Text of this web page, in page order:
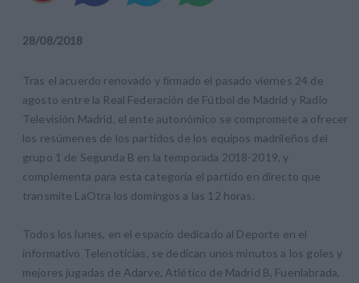
28/08/2018
Tras el acuerdo renovado y firmado el pasado viernes 24 de
agosto entre la Real Federación de Fútbol de Madrid y Radio
Televisión Madrid, el ente autonómico se compromete a ofrecer
los resúmenes de los partidos de los equipos madrileños del
grupo 1 de Segunda B en la temporada 2018-2019, y
complementa para esta categoria el partido en directo que
transmite LaOtra los domingos a las 12 horas.
Todos los lunes, en el espacio dedicado al Deporte en el
informativo Telenoticias, se dedican unos minutos a los goles y
mejores jugadas de Adarve, Atlético de Madrid B, Fuenlabrada,